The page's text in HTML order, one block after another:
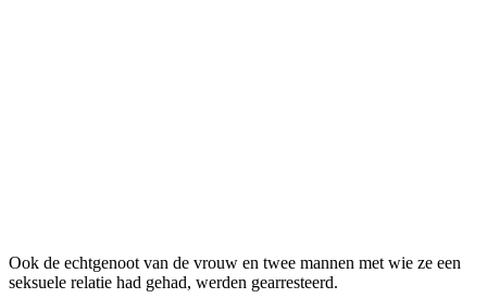
Ook de echtgenoot van de vrouw en twee mannen met wie ze een
seksuele relatie had gehad, werden gearresteerd.